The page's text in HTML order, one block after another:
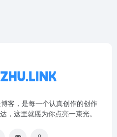
客，是每一个认真创作的创作
，这里就愿为你点亮一束光。